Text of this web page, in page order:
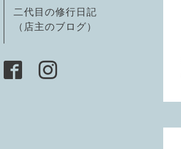
二代目の修行日記
（店主のブログ）